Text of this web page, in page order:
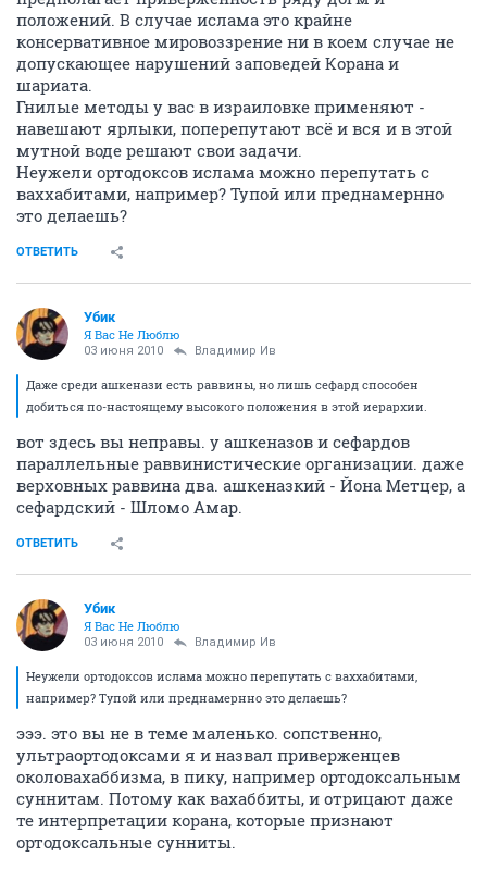
положений. В случае ислама это крайне
консервативное мировоззрение ни в коем случае не
допускающее нарушений заповедей Корана и
шариата.
Гнилые методы у вас в израиловке применяют -
навешают ярлыки, поперепутают всё и вся и в этой
мутной воде решают свои задачи.
Неужели ортодоксов ислама можно перепутать с
ваххабитами, например? Тупой или преднамернно
это делаешь?
ОТВЕТИТЬ
Убик
Я Вас Не Люблю
03 июня 2010 Владимир Ив
Даже среди ашкенази есть раввины, но лишь сефард способен
добиться по-настоящему высокого положения в этой иерархии.
вот здесь вы неправы. у ашкеназов и сефардов
параллельные раввинистические организации. даже
верховных раввина два. ашкеназкий - Йона Метцер, а
сефардский - Шломо Амар.
ОТВЕТИТЬ
Убик
Я Вас Не Люблю
03 июня 2010 Владимир Ив
Неужели ортодоксов ислама можно перепутать с ваххабитами,
например? Тупой или преднамернно это делаешь?
эээ. это вы не в теме маленько. сопственно,
ультраортодоксами я и назвал приверженцев
околовахаббизма, в пику, например ортодоксальным
суннитам. Потому как вахаббиты, и отрицают даже
те интерпретации корана, которые признают
ортодоксальные сунниты.